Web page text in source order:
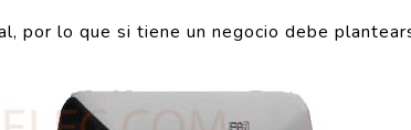
por lo que si tiene un negocio debe